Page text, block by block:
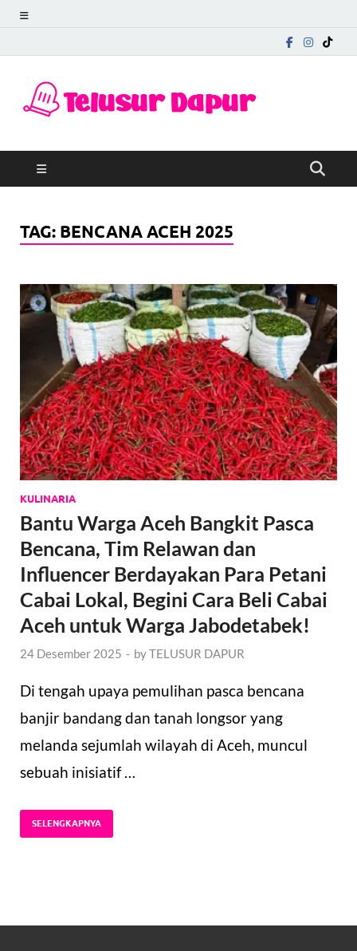
TAG: BENCANA ACEH 2025
KULINARIA
Bantu Warga Aceh Bangkit Pasca
Bencana, Tim Relawan dan
Influencer Berdayakan Para Petani
Cabai Lokal, Begini Cara Beli Cabai
Aceh untuk Warga Jabodetabek!
24 Desember 2025 - byTELUSUR DAPUR
Di tengah upaya pemulihan pasca bencana
banjir bandang dan tanah longsor yang
melanda sejumlah wilayah di Aceh, muncul
sebuah inisiatif …
SELENGKAPNYA